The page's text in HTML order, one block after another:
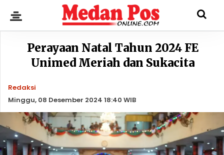
Perayaan Natal Tahun 2024 FE
Unimed Meriah dan Sukacita
Redaksi
Minggu, 08 Desember 2024 18:40 WIB